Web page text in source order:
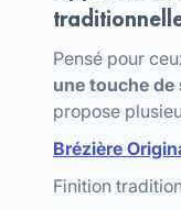
Pensé pour
une touche de
propose
Brézière
Finition